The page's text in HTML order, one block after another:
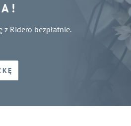
z Ridero bezpłatnie.